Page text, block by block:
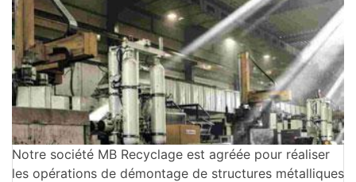
Notre société MB Recyclage est agréée pour réaliser
les opérations de démontage de structures métalliques